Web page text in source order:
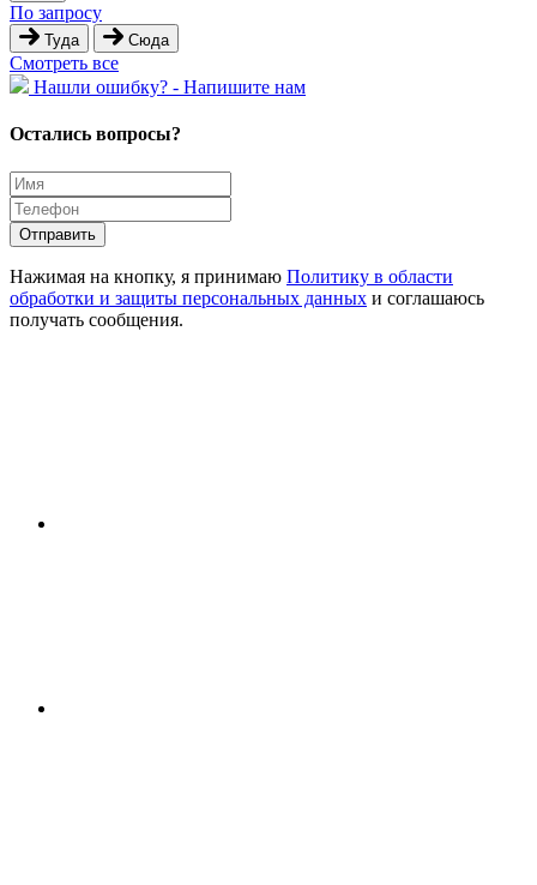
По запросу
Туда Сюда
Cмотреть все
Hашли ошибку? - Напишите нам
Остались вопросы?
Отправить
Нажимая на кнопку, я принимаю Политику в области
обработки и защиты персональных данных и соглашаюсь
получать сообщения.